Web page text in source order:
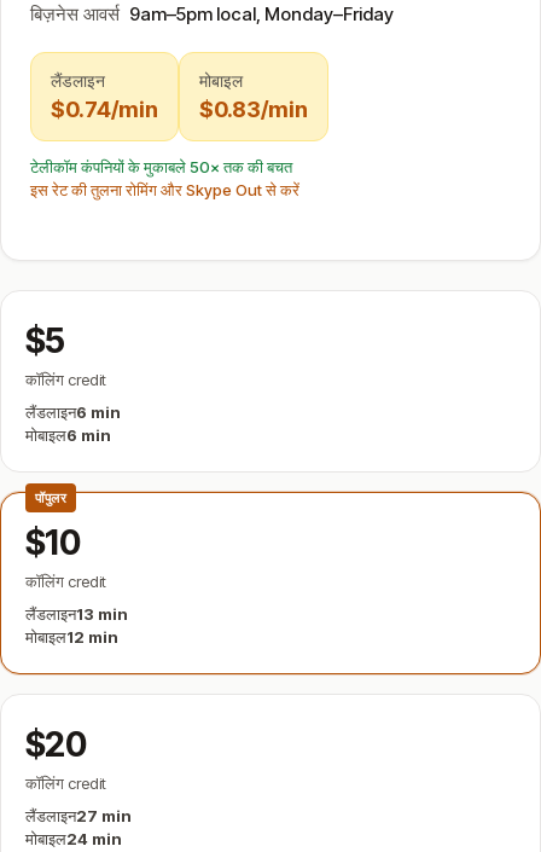
बिज़नेस आवर्स 9am–5pm local, Monday–Friday
लैंडलाइन
$0.74/min
मोबाइल
$0.83/min
टेलीकॉम कंपनियों के मुकाबले 50× तक की बचत
इस रेट की तुलना रोमिंग और Skype Out से करें
$5
कॉलिंग credit
लैंडलाइन6 min
मोबाइल6 min
पॉपुलर
$10
कॉलिंग credit
लैंडलाइन13 min
मोबाइल12 min
$20
कॉलिंग credit
लैंडलाइन27 min
मोबाइल24 min